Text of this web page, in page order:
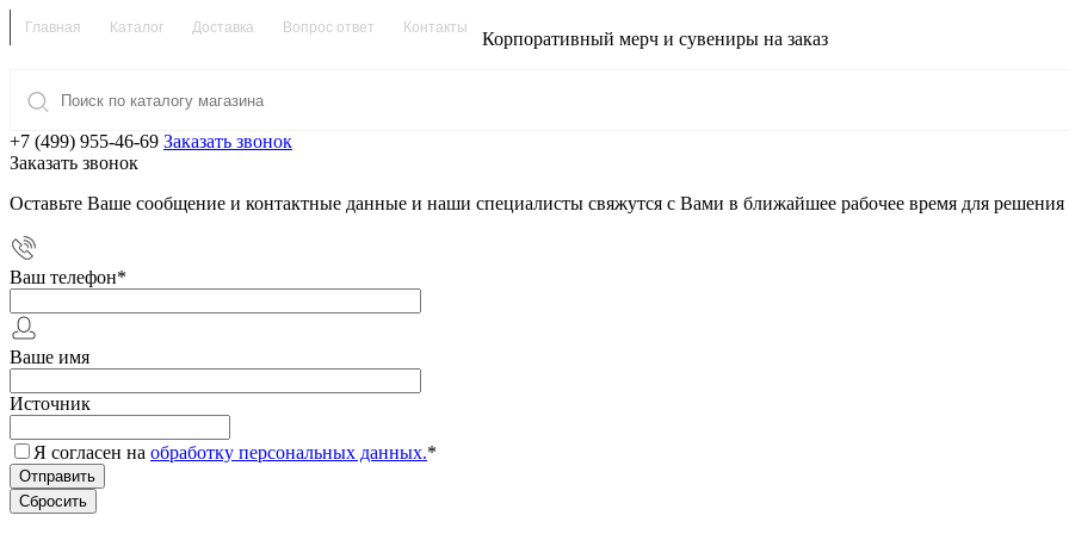
Главная Каталог Доставка Вопрос ответ Контакты
Корпоративный мерч и сувениры на заказ
+7 (499) 955-46-69 Заказать звонок
Заказать звонок
Оставьте Ваше сообщение и контактные данные и наши специалисты свяжутся с Вами в ближайшее рабочее время для
Ваш телефон*
Ваше имя
Источник
Я согласен на обработку персональных данных.*